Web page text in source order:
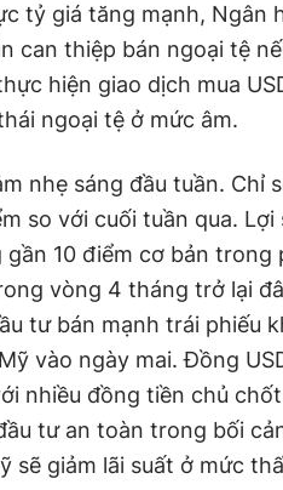
tỷ giá tăng mạnh, Ngân
can thiệp bán ngoại tệ
hiện giao dịch mua
ngoại tệ ở mức âm.
nhẹ sáng đầu tuần. Chỉ
so với cuối tuần qua.
gần 10 điểm cơ bản trong
vòng 4 tháng trở lại
tư bán mạnh trái phiếu
vào ngày mai. Đồng
nhiều đồng tiền chủ
tư an toàn trong bối
sẽ giảm lãi suất ở mức